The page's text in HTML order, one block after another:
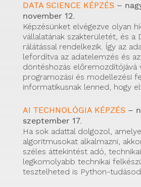
DATA SCIENCE KÉPZÉS –
november 12.
Képzésünket elvégezve olyan
vállalatának szakterületét, és
rálátással rendelkezik. Így az
lefordítva az adatelemzés és
döntéshozás előremozdítójává
programozási és modellezési
informatikusnak lenned, hogy
AI TECHNOLÓGIA KÉPZÉS –
szeptember 17.
Ha sok adattal dolgozol,
algoritmusokat alkalmazni,
széles áttekintést adó,
legkomolyabb technikai
tesztelheted is Python-